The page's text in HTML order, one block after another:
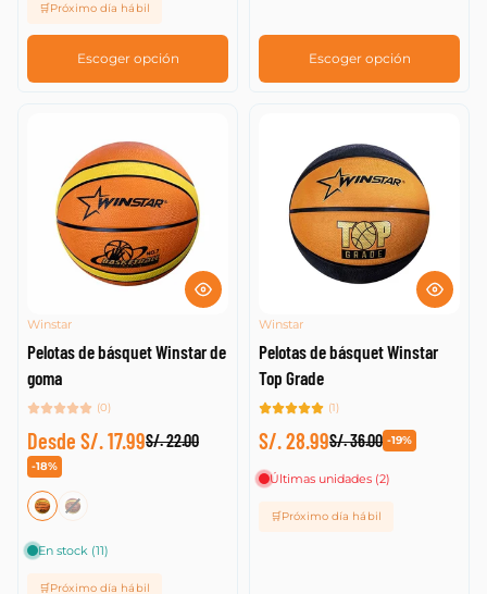
🛒Próximo día hábil
Escoger opción Escoger opción
Winstar
Pelotas de básquet Winstar de
goma
(0)
Desde S/. 17.99S/. 22.00
-18%
En stock (11)
🛒Próximo día hábil
Winstar
Pelotas de básquet Winstar
Top Grade
(1)
S/. 28.99S/. 36.00 -19%
Últimas unidades (2)
🛒Próximo día hábil